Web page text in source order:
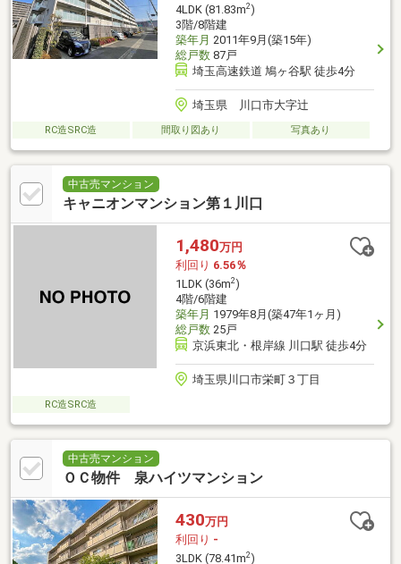
4LDK (81.83m2)
3階/8階建
築年月 2011年9月(築15年)
総戸数87戸
埼玉高速鉄道 鳩ヶ谷駅 徒歩4分
埼玉県 川口市大字辻
RC造SRC造 間取り図あり 写真あり
中古売マンション
キャニオンマンション第１川口
1,480万円
利回り 6.56％
1LDK (36m2)
4階/6階建
築年月 1979年8月(築47年1ヶ月)
総戸数25戸
京浜東北・根岸線 川口駅 徒歩4分
埼玉県川口市栄町３丁目
RC造SRC造
中古売マンション
ＯＣ物件 泉ハイツマンション
430万円
利回り -
3LDK (78.41m2)